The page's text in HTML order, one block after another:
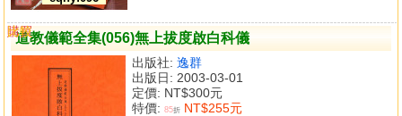
道教儀範全集(056)無上拔度啟白科儀
出版社: 逸群
出版日: 2003-03-01
定價: NT$300元
特價: 85折 NT$255元
購買
比較